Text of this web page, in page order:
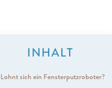
INHALT
Lohnt sich ein Fensterputzroboter?